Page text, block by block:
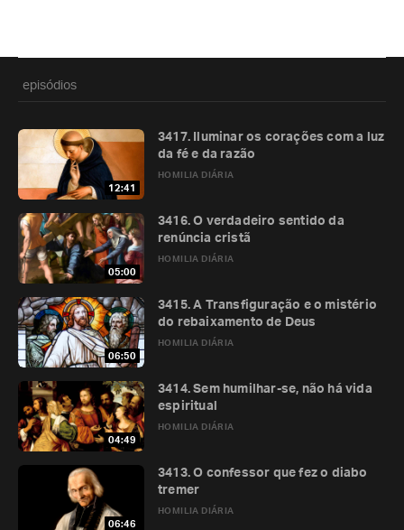
episódios
12:41
HOMILIA DIÁRIA
3417. Iluminar os corações com a luz
da fé e da razão
05:00
HOMILIA DIÁRIA
3416. O verdadeiro sentido da
renúncia cristã
06:50
HOMILIA DIÁRIA
3415. A Transfiguração e o mistério
do rebaixamento de Deus
04:49
HOMILIA DIÁRIA
3414. Sem humilhar-se, não há vida
espiritual
06:46
HOMILIA DIÁRIA
3413. O confessor que fez o diabo
tremer